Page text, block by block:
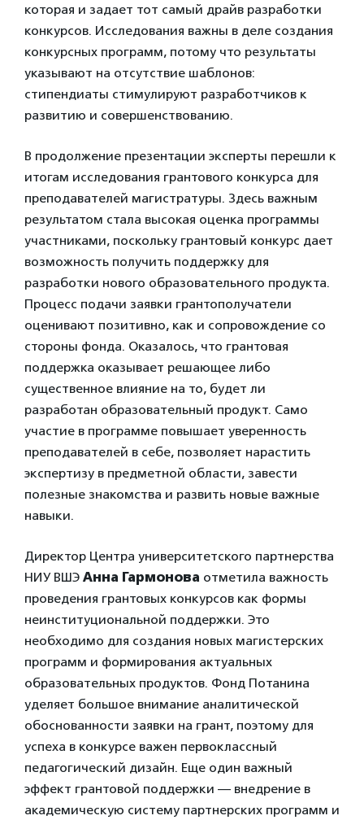
которая и задает тот самый драйв разработки
конкурсов. Исследования важны в деле создания
конкурсных программ, потому что результаты
указывают на отсутствие шаблонов:
стипендиаты стимулируют разработчиков к
развитию и совершенствованию.
В продолжение презентации эксперты перешли к
итогам исследования грантового конкурса для
преподавателей магистратуры. Здесь важным
результатом стала высокая оценка программы
участниками, поскольку грантовый конкурс дает
возможность получить поддержку для
разработки нового образовательного продукта.
Процесс подачи заявки грантополучатели
оценивают позитивно, как и сопровождение со
стороны фонда. Оказалось, что грантовая
поддержка оказывает решающее либо
существенное влияние на то, будет ли
разработан образовательный продукт. Само
участие в программе повышает уверенность
преподавателей в себе, позволяет нарастить
экспертизу в предметной области, завести
полезные знакомства и развить новые важные
навыки.
Директор Центра университетского партнерства
НИУ ВШЭ Анна Гармонова отметила важность
проведения грантовых конкурсов как формы
неинституциональной поддержки. Это
необходимо для создания новых магистерских
программ и формирования актуальных
образовательных продуктов. Фонд Потанина
уделяет большое внимание аналитической
обоснованности заявки на грант, поэтому для
успеха в конкурсе важен первоклассный
педагогический дизайн. Еще один важный
эффект грантовой поддержки — внедрение в
академическую систему партнерских программ и